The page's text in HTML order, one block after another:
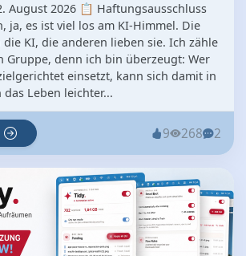
August 2026 📋 Haftungsausschluss
ja, es ist viel los am KI-Himmel. Die
KI, die anderen lieben sie. Ich zähle
Gruppe, denn ich bin überzeugt: Wer
einsetzt, kann sich damit in
Leben leichter...
9 268 2